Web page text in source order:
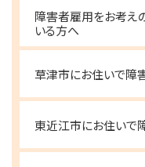
障害者雇用をお考え
いる方へ
草津市にお住いで障
東近江市にお住いで